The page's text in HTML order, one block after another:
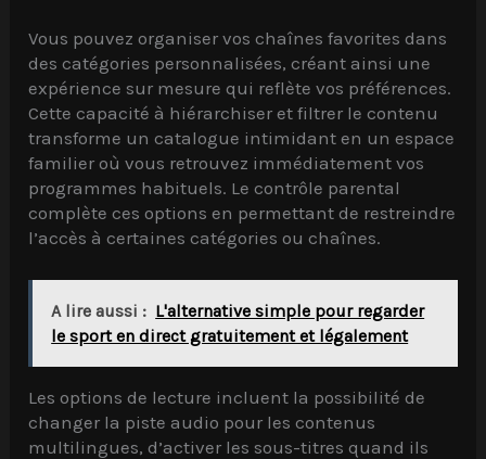
Vous pouvez organiser vos chaînes favorites dans
des catégories personnalisées, créant ainsi une
expérience sur mesure qui reflète vos préférences.
Cette capacité à hiérarchiser et filtrer le contenu
transforme un catalogue intimidant en un espace
familier où vous retrouvez immédiatement vos
programmes habituels. Le contrôle parental
complète ces options en permettant de restreindre
l’accès à certaines catégories ou chaînes.
A lire aussi : L'alternative simple pour regarder
le sport en direct gratuitement et légalement
Les options de lecture incluent la possibilité de
changer la piste audio pour les contenus
multilingues, d’activer les sous-titres quand ils